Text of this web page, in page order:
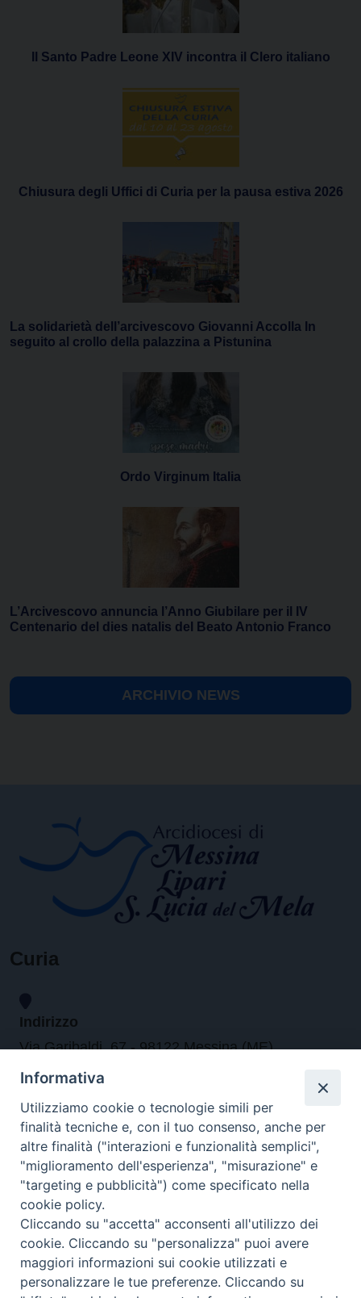
Il Santo Padre Leone XIV incontra il Clero italiano
Chiusura degli Uffici di Curia per la pausa estiva 2026
La solidarietà dell’arcivescovo Giovanni Accolla In
seguito al crollo della palazzina a Pistunina
Ordo Virginum Italia
L’Arcivescovo annuncia l’Anno Giubilare per il IV
Centenario del dies natalis del Beato Antonio Franco
ARCHIVIO NEWS
Curia
Indirizzo
Via Garibaldi, 67 - 98122 Messina (ME)
Orari
da lunedi al venerdi dalle ore 9.30 alle 12.30
Contatti
Tel. 090.6684111 - Fax. 090.6684206
arcivescovo.messina@tin.it
Canali social
Informativa
Utilizziamo cookie o tecnologie simili per
finalità tecniche e, con il tuo consenso, anche per
altre finalità ("interazioni e funzionalità semplici",
"miglioramento dell'esperienza", "misurazione" e
"targeting e pubblicità") come specificato nella
cookie policy.
Cliccando su "accetta" acconsenti all'utilizzo dei
cookie. Cliccando su "personalizza" puoi avere
maggiori informazioni sui cookie utilizzati e
personalizzare le tue preferenze. Cliccando su